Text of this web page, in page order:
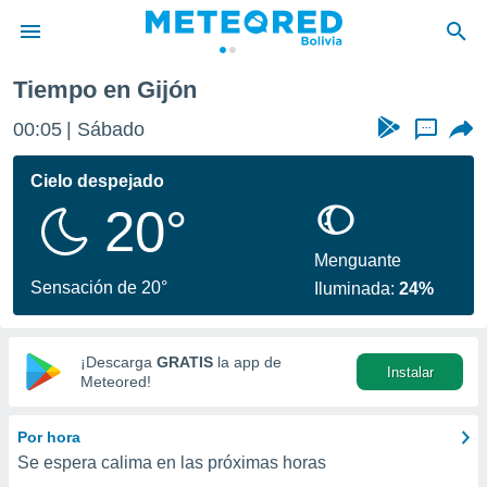
de
ha
calidad.
a este
las
y
digital
basada
Tiempo en Gijón
00:05 Sábado ...
Cielo despejado
20°
Sensación de 20°
Menguante
Iluminada:24%
¡Descarga GRATIS la app de
Meteored!
Instalar
Por hora
Se espera calima en las próximas horas